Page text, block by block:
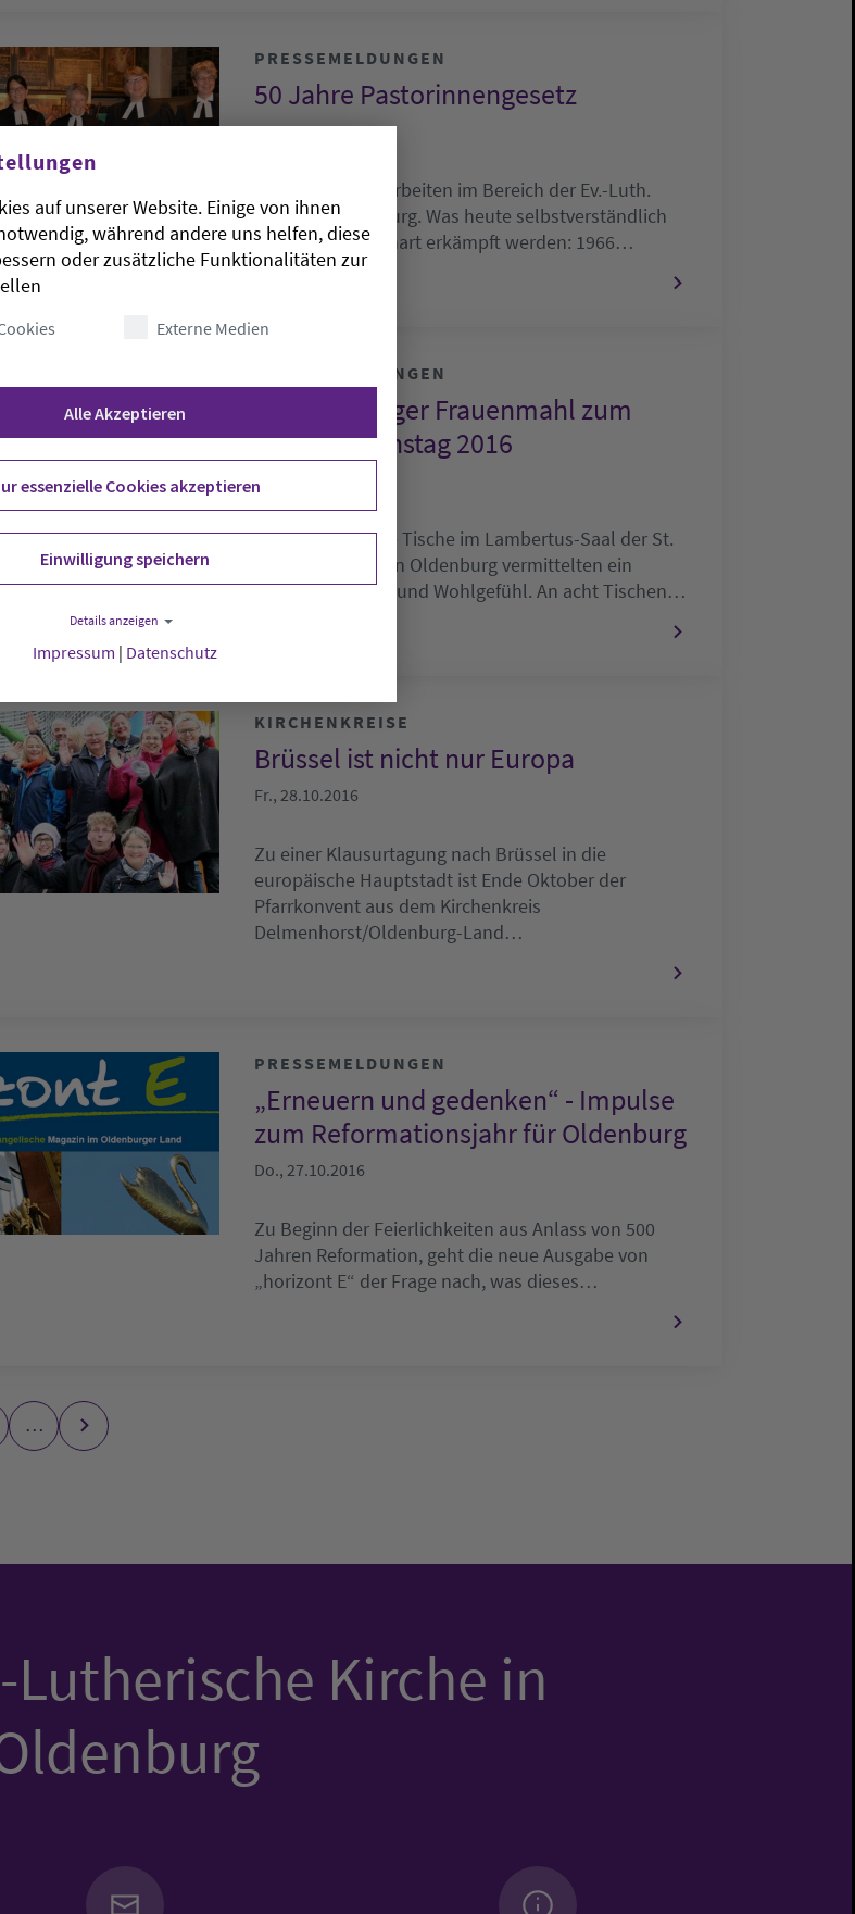
PRESSEMELDUNGEN
50 Jahre Pastorinnengesetz
So., 30.10.2016
99 Pfarrerinnen arbeiten im Bereich der Ev.-Luth.
Kirche in Oldenburg. Was heute selbstverständlich
scheint, musste hart erkämpft werden: 1966…
PRESSEMELDUNGEN
3. Oldenburger Frauenmahl zum
Reformationstag 2016
So., 30.10.2016
Festlich gedeckte Tische im Lambertus-Saal der St.
Lamberti-Kirche in Oldenburg vermittelten ein
einladendes Bild und Wohlgefühl. An acht Tischen…
KIRCHENKREISE
Brüssel ist nicht nur Europa
Fr., 28.10.2016
Zu einer Klausurtagung nach Brüssel in die
europäische Hauptstadt ist Ende Oktober der
Pfarrkonvent aus dem Kirchenkreis
Delmenhorst/Oldenburg-Land…
PRESSEMELDUNGEN
„Erneuern und gedenken“ - Impulse
zum Reformationsjahr für Oldenburg
Do., 27.10.2016
Zu Beginn der Feierlichkeiten aus Anlass von 500
Jahren Reformation, geht die neue Ausgabe von
„horizont E“ der Frage nach, was dieses…
…
Lutherische Kirche in
auf unserer Website. Einige von ihnen
während andere uns helfen, diese
oder zusätzliche Funktionalitäten zur
Externe Medien
Alle Akzeptieren
essenzielle Cookies akzeptieren
Einwilligung speichern
Details anzeigen
Impressum | Datenschutz